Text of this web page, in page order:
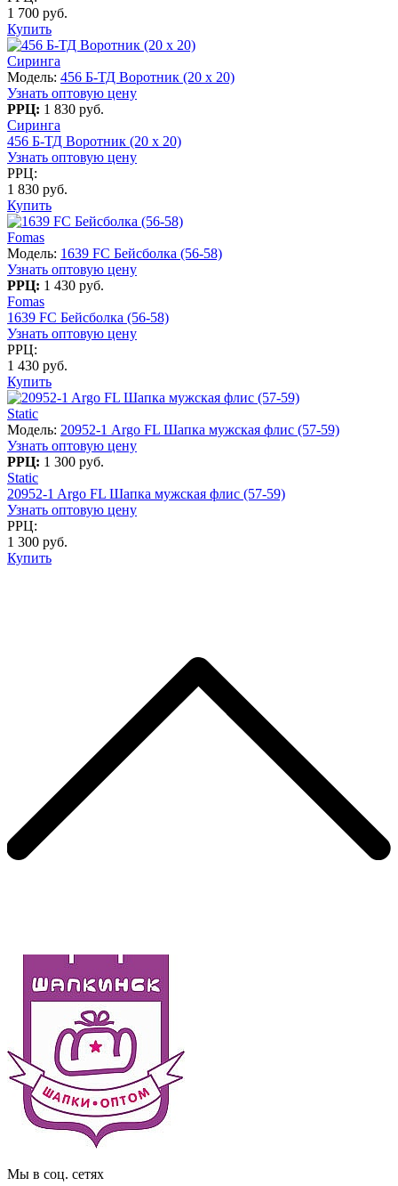
1 700 руб.
Купить
Сиринга
Модель: 456 Б-ТД Воротник (20 x 20)
Узнать оптовую цену
РРЦ: 1 830 руб.
Сиринга
456 Б-ТД Воротник (20 x 20)
Узнать оптовую цену
РРЦ:
1 830 руб.
Купить
Fomas
Модель: 1639 FC Бейсболка (56-58)
Узнать оптовую цену
РРЦ: 1 430 руб.
Fomas
1639 FC Бейсболка (56-58)
Узнать оптовую цену
РРЦ:
1 430 руб.
Купить
Static
Модель: 20952-1 Argo FL Шапка мужская флис (57-59)
Узнать оптовую цену
РРЦ: 1 300 руб.
Static
20952-1 Argo FL Шапка мужская флис (57-59)
Узнать оптовую цену
РРЦ:
1 300 руб.
Купить
Мы в соц. сетях